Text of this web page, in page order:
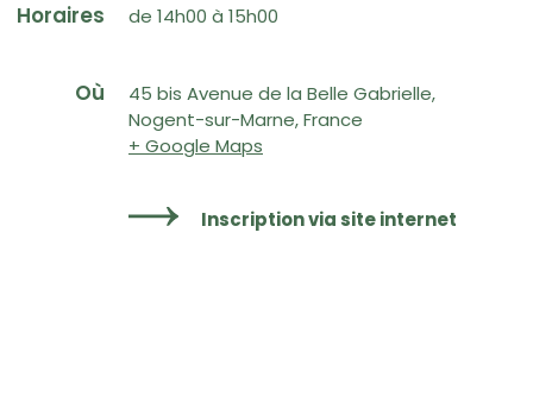
Horaires de 14h00 à 15h00
Où
45 bis Avenue de la Belle Gabrielle,
Nogent-sur-Marne, France
+ Google Maps
Inscription via site internet